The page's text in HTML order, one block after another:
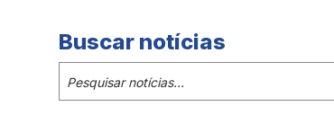
Buscar notícias